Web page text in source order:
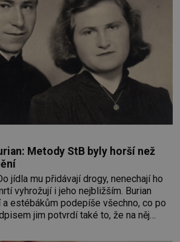
Metody StB byly horší než
jídla mu přidávají drogy, nenechají ho
vyhrožují i jeho nejbližším. Burian
a estébákům podepíše všechno, co po
jim potvrdí také to, že na něj
chce být knězem a